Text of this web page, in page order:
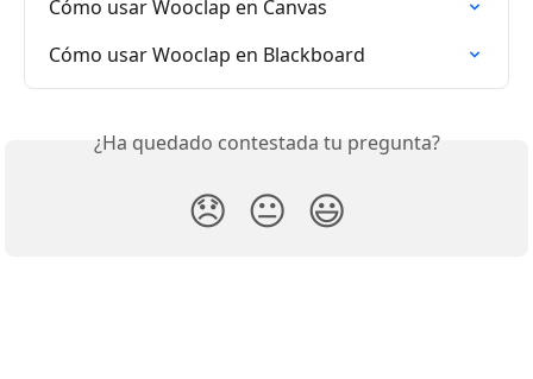
Cómo usar Wooclap en Canvas
Cómo usar Wooclap en Blackboard
¿Ha quedado contestada tu pregunta?
😞 😐 😃